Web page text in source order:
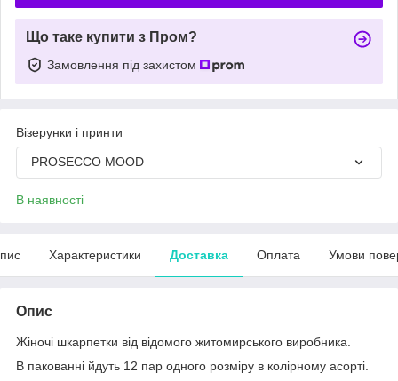
Що таке купити з Пром?
Замовлення під захистом
Візерунки і принти
PROSECCO MOOD
В наявності
Характеристики Доставка Оплата Умови
Опис
Жіночі шкарпетки від відомого житомирського виробника.
В пакованні йдуть 12 пар одного розміру в колірному асорті.